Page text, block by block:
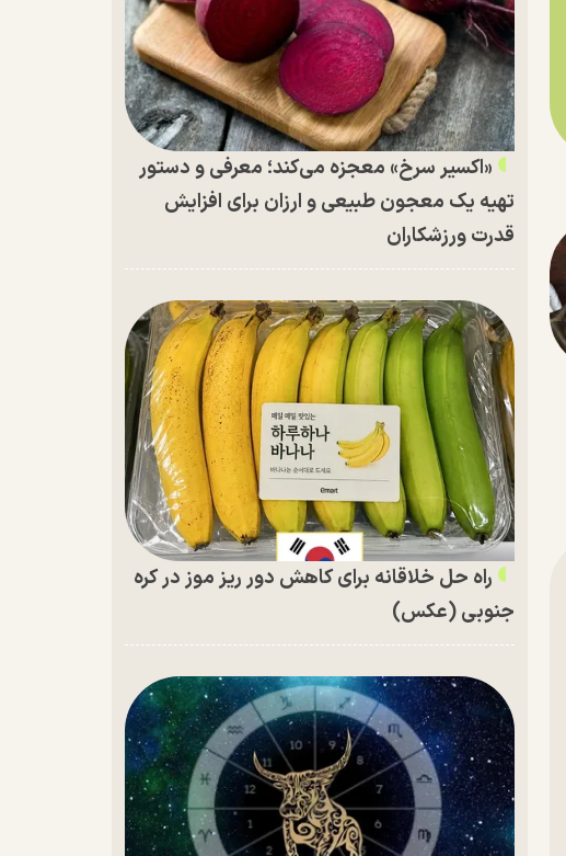
«اکسیر سرخ» معجزه می‌کند؛ معرفی و دستور
تهیه یک معجون طبیعی و ارزان برای افزایش
قدرت ورزشکاران
راه حل خلاقانه برای کاهش دور ریز موز در کره
جنوبی (عکس)